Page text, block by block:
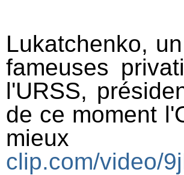
Lukatchenko,
fameuses
l'URSS,
de ce moment
clip.com/video/